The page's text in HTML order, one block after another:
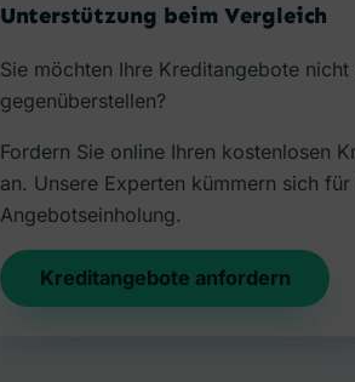
Unterstützung beim Vergleich
Sie möchten Ihre Kreditangebote nicht
gegenüberstellen?
Fordern Sie online Ihren kostenlosen
an. Unsere Experten kümmern sich
Angebotseinholung.
Kreditangebote anfordern